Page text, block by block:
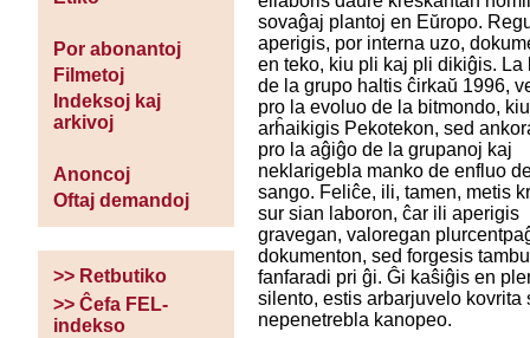
Por abonantoj
Filmetoj
Indeksoj kaj
arkivoj
Anoncoj
Oftaj demandoj
>> Retbutiko
>> Ĉefa FEL-
indekso
sovaĝaj plantoj en Eŭropo.
aperigis, por interna uzo,
en teko, kiu pli kaj pli dikiĝis. La
de la grupo haltis ĉirkaŭ 1996,
pro la evoluo de la bitmondo, kiu
arĥaikigis Pekotekon, sed
pro la aĝiĝo de la grupanoj kaj
neklarigebla manko de enfluo
sango. Feliĉe, ili, tamen, metis
sur sian laboron, ĉar ili aperigis
gravegan, valoregan
dokumenton, sed forgesis
fanfaradi pri ĝi. Ĝi kaŝiĝis en
silento, estis arbarjuvelo kovrita
nepenetrebla kanopeo.